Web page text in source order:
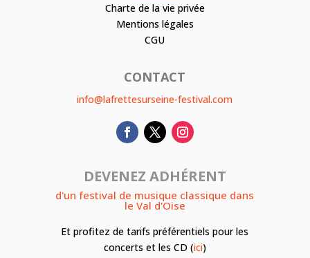
Charte de la vie privée
Mentions légales
CGU
CONTACT
info@lafrettesurseine-festival.com
DEVENEZ ADHÉRENT
d'un festival de musique classique dans
le Val d'Oise
Et profitez de tarifs préférentiels pour les
concerts et les CD (ici)